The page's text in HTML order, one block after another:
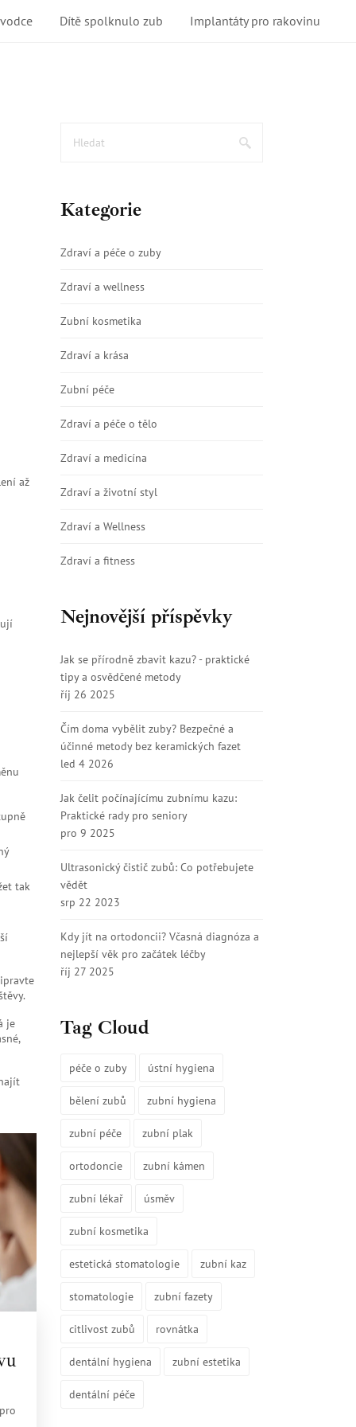
Dítě spolknulo zub Implantáty pro rakovinu
až
tak
je
Kategorie
Zdraví a péče o zuby
Zdraví a wellness
Zubní kosmetika
Zdraví a krása
Zubní péče
Zdraví a péče o tělo
Zdraví a medicína
Zdraví a životní styl
Zdraví a Wellness
Zdraví a fitness
Nejnovější příspěvky
Jak se přírodně zbavit kazu? - praktické
tipy a osvědčené metody
říj 26 2025
Čím doma vybělit zuby? Bezpečné a
účinné metody bez keramických fazet
led 4 2026
Jak čelit počínajícímu zubnímu kazu:
Praktické rady pro seniory
pro 9 2025
Ultrasonický čistič zubů: Co potřebujete
vědět
srp 22 2023
Kdy jít na ortodoncii? Včasná diagnóza a
nejlepší věk pro začátek léčby
říj 27 2025
Tag Cloud
péče o zuby ústní hygiena
bělení zubů zubní hygiena
zubní péče zubní plak
ortodoncie zubní kámen
zubní lékař úsměv
zubní kosmetika
estetická stomatologie zubní kaz
stomatologie zubní fazety
citlivost zubů rovnátka
dentální hygiena zubní estetika
dentální péče